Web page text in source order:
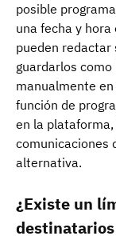
posible
una fecha y hora
pueden redactar
guardarlos
manualmente
función de
en la
comunicaciones
alternativa.
¿Existe un